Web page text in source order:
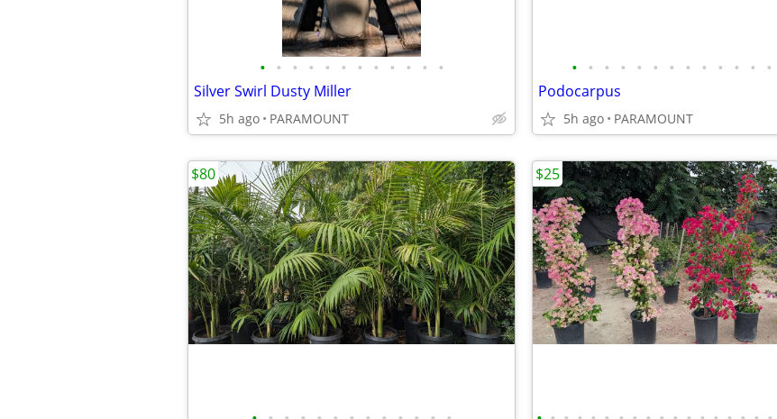
• • • • • • • • • • • •
Silver Swirl Dusty Miller
5h ago PARAMOUNT
• • • • • • • • • • • • •
Podocarpus
5h ago PARAMOUNT
$80 $25